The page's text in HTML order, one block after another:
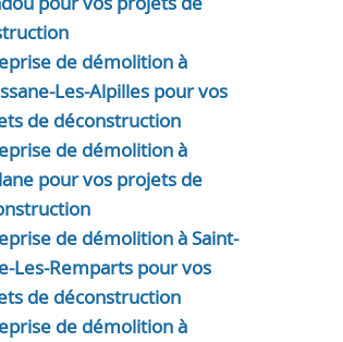
de démolition à
Les-Alpilles pour vos
de déconstruction
de démolition à
pour vos projets de
de démolition à Saint-
Les-Remparts pour vos
de déconstruction
de démolition à